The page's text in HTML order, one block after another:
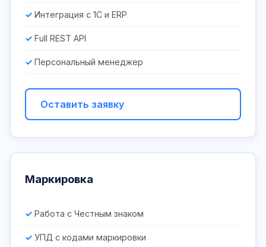
Интеграция с 1С и ERP
Full REST API
Персональный менеджер
Оставить заявку
Маркировка
Работа с Честным знаком
УПД с кодами маркировки